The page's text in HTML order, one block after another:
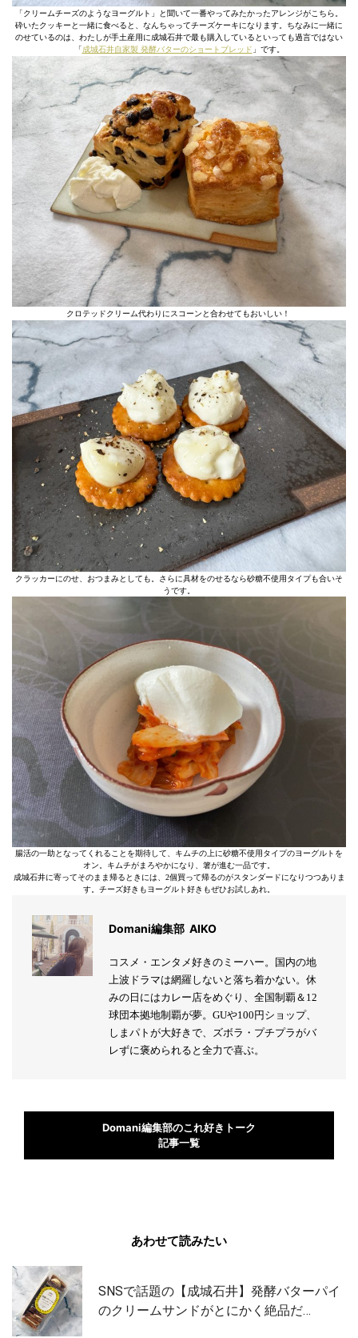
「クリームチーズのようなヨーグルト」と聞いて一番やってみたかったアレンジがこちら。
砕いたクッキーと一緒に食べると、なんちゃってチーズケーキになります。ちなみに一緒に
のせているのは、わたしが手土産用に成城石井で最も購入しているといっても過言ではない
「成城石井自家製 発酵バターのショートブレッド 」です。
クロテッドクリーム代わりにスコーンと合わせてもおいしい！
クラッカーにのせ、おつまみとしても。さらに具材をのせるなら砂糖不使用タイプも合いそ
うです。
腸活の一助となってくれることを期待して、キムチの上に砂糖不使用タイプのヨーグルトを
オン。キムチがまろやかになり、箸が進む一品です。
成城石井に寄ってそのまま帰るときには、2個買って帰るのがスタンダードになりつつありま
す。チーズ好きもヨーグルト好きもぜひお試しあれ。
Domani編集部 AIKO
コスメ・エンタメ好きのミーハー。国内の地
上波ドラマは網羅しないと落ち着かない。休
みの日にはカレー店をめぐり、全国制覇＆12
球団本拠地制覇が夢。GUや100円ショップ、
しまパトが大好きで、ズボラ・プチプラがバ
レずに褒められると全力で喜ぶ。
Domani編集部のこれ好きトーク
記事一覧
あわせて読みたい
SNSで話題の【成城石井】発酵バターパイ
のクリームサンドがとにかく絶品だ…